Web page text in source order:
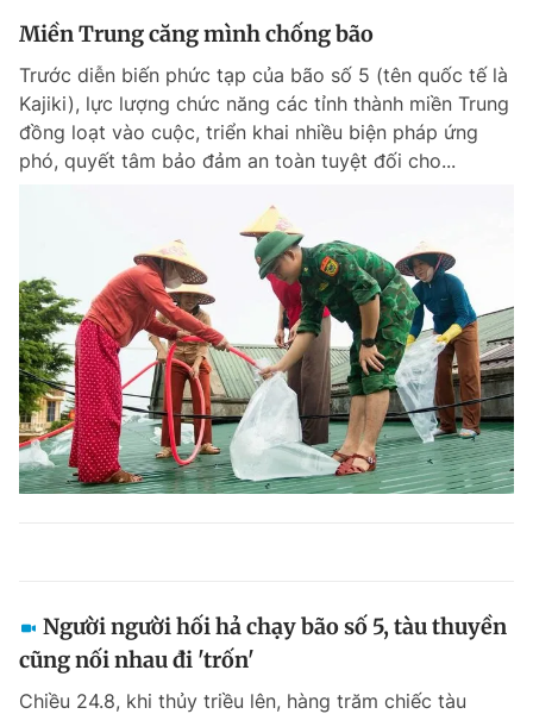
Miền Trung căng mình chống bão
Trước diễn biến phức tạp của bão số 5 (tên quốc tế là
Kajiki), lực lượng chức năng các tỉnh thành miền Trung
đồng loạt vào cuộc, triển khai nhiều biện pháp ứng
phó, quyết tâm bảo đảm an toàn tuyệt đối cho...
Người người hối hả chạy bão số 5, tàu thuyền
cũng nối nhau đi 'trốn'
Chiều 24.8, khi thủy triều lên, hàng trăm chiếc tàu